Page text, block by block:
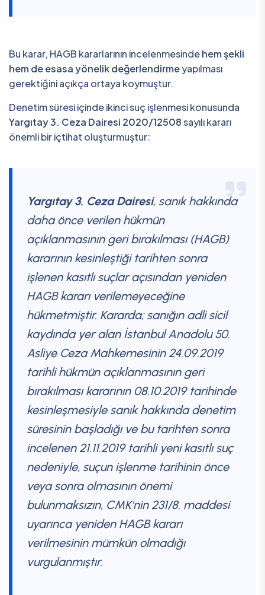
Bu karar, HAGB kararlarının incelenmesindehem şekli
hem de esasa yönelik değerlendirmeyapılması
gerektiğini açıkça ortaya koymuştur.
Denetim süresi içinde ikinci suç işlenmesi konusunda
Yargıtay 3. Ceza Dairesi 2020/12508sayılı kararı
önemli bir içtihat oluşturmuştur:
Yargıtay 3. Ceza Dairesi, sanık hakkında
daha önce verilen hükmün
açıklanmasının geri bırakılması (HAGB)
kararının kesinleştiği tarihten sonra
işlenen kasıtlı suçlar açısından yeniden
HAGB kararı verilemeyeceğine
hükmetmiştir. Kararda; sanığın adli sicil
kaydında yer alan İstanbul Anadolu 50.
Asliye Ceza Mahkemesinin 24.09.2019
tarihli hükmün açıklanmasının geri
bırakılması kararının 08.10.2019 tarihinde
kesinleşmesiyle sanık hakkında denetim
süresinin başladığı ve bu tarihten sonra
incelenen 21.11.2019 tarihli yeni kasıtlı suç
nedeniyle, suçun işlenme tarihinin önce
veya sonra olmasının önemi
bulunmaksızın, CMK'nin 231/8. maddesi
uyarınca yeniden HAGB kararı
verilmesinin mümkün olmadığı
vurgulanmıştır.